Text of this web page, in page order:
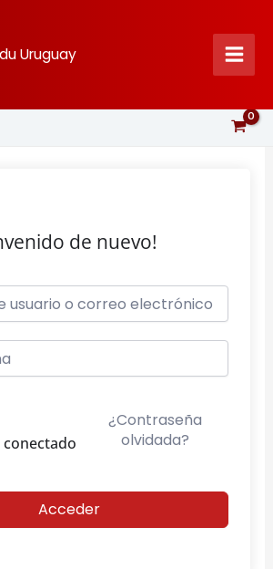
Uruguay
de nuevo!
¿Contraseña
olvidada?
Acceder